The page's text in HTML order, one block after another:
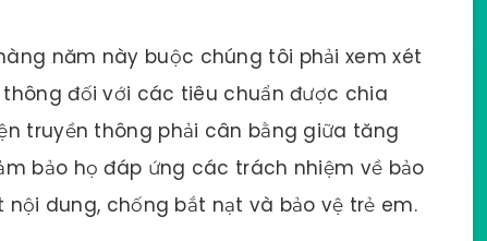
năm này buộc chúng tôi phải xem xét
đối với các tiêu chuẩn được chia
truyền thông phải cân bằng giữa tăng
bảo họ đáp ứng các trách nhiệm về bảo
nội dung, chống bắt nạt và bảo vệ trẻ em.